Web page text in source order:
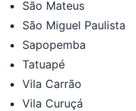
São Mateus
São Miguel Paulista
Sapopemba
Tatuapé
Vila Carrão
Vila Curuçá